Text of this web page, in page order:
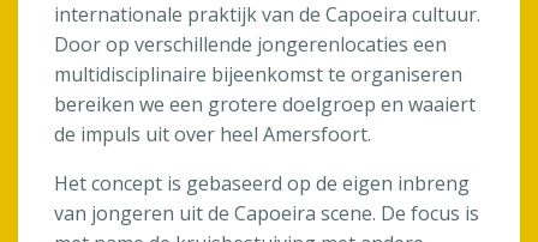
internationale praktijk van de Capoeira cultuur.
Door op verschillende jongerenlocaties een
multidisciplinaire bijeenkomst te organiseren
bereiken we een grotere doelgroep en waaiert
de impuls uit over heel Amersfoort.
Het concept is gebaseerd op de eigen inbreng
van jongeren uit de Capoeira scene. De focus is